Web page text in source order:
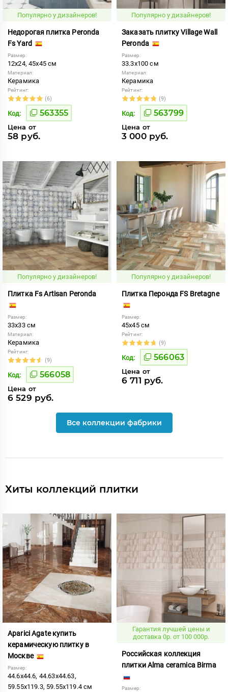
Популярно у дизайнеров!
Недорогая плитка Peronda
Fs Yard
Размер:
12x24, 45x45 см
Материал:
Керамика
Рейтинг:
(6)
Код: 563355
Цена от
58 руб.
Популярно у дизайнеров!
Заказать плитку Village Wall
Peronda
Размер:
33.3x100 см
Материал:
Керамика
Рейтинг:
(9)
Код: 563799
Цена от
3 000 руб.
Популярно у дизайнеров!
Плитка Fs Artisan Peronda
Размер:
33x33 см
Материал:
Керамика
Рейтинг:
(9)
Код: 566058
Цена от
6 529 руб.
Популярно у дизайнеров!
Плитка Перонда FS Bretagne
Размер:
45x45 см
Рейтинг:
(9)
Код: 566063
Цена от
6 711 руб.
Все коллекции фабрики
Хиты коллекций плитки
Aparici Agate купить
керамическую плитку в
Москве
Размер:
44.6x44.6, 44.63x44.63,
59.55x119.3, 59.55x119.4 см
Гарантия лучшей цены и
доставка 0р. от 100 000р.
Российская коллекция
плитки Alma ceramica Birma
Размер: